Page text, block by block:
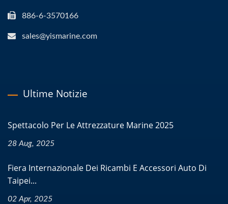
886-6-3570166
sales@yismarine.com
Ultime Notizie
Spettacolo Per Le Attrezzature Marine 2025
28 Aug, 2025
Fiera Internazionale Dei Ricambi E Accessori Auto Di
Taipei...
02 Apr, 2025